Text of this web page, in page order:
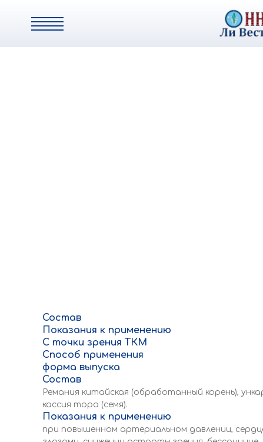
Состав
Показания к применению
С точки зрения ТКМ
Способ применения
форма выпуска
Состав
Ремания китайская (обработанный корень),
кассия тора (семя).
Показания к применению
при повышенном артериальном давлении,